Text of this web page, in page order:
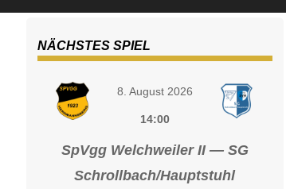
NÄCHSTES SPIEL
8. August 2026
14:00
SpVgg Welchweiler II — SG
Schrollbach/Hauptstuhl